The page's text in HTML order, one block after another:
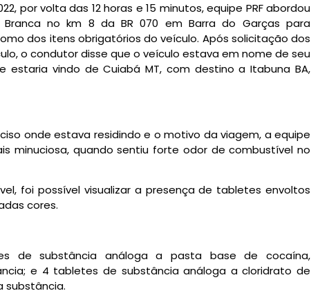
por volta das 12 horas e 15 minutos, equipe PRF abordou
Branca no km 8 da BR 070 em Barra do Garças para
dos itens obrigatórios do veículo. Após solicitação dos
o condutor disse que o veículo estava em nome de seu
estaria vindo de Cuiabá MT, com destino a Itabuna BA,
onde estava residindo e o motivo da viagem, a equipe
minuciosa, quando sentiu forte odor de combustível no
foi possível visualizar a presença de tabletes envoltos
cores.
de substância análoga a pasta base de cocaína,
e 4 tabletes de substância análoga a cloridrato de
substância.